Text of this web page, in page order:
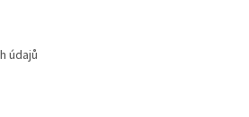
údajů